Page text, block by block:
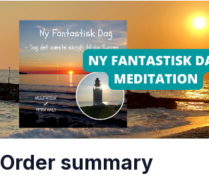
Order summary